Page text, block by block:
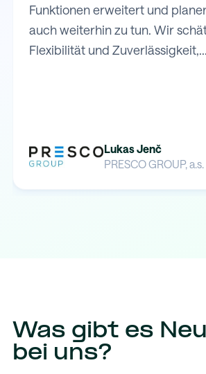
Funktionen erweitert und
auch weiterhin zu tun. Wir
Flexibilität und
Lukas Jenč
PRESCO GROUP, a.s.
Was gibt es
bei uns?